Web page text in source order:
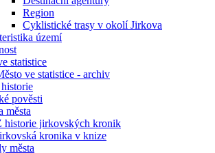
Region
Cyklistické trasy v okolí Jirkova
území
statistice
ve statistice - archiv
pověsti
města
historie jirkovských kronik
kronika v knize
města